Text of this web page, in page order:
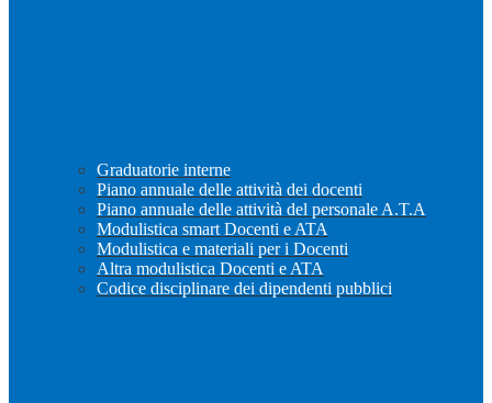
Graduatorie interne
Piano annuale delle attività dei docenti
Piano annuale delle attività del personale A.T.A
Modulistica smart Docenti e ATA
Modulistica e materiali per i Docenti
Altra modulistica Docenti e ATA
Codice disciplinare dei dipendenti pubblici